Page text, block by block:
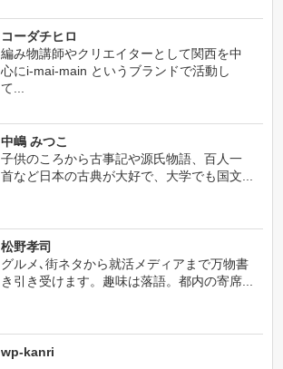
コーダチヒロ
編み物講師やクリエイターとして関西を中
心にi-mai-main というブランドで活動し
て...
中嶋 みつこ
子供のころから古事記や源氏物語、百人一
首など日本の古典が大好で、大学でも国文...
松野孝司
グルメ､街ネタから就活メディアまで万物書
き引き受けます。趣味は落語。都内の寄席...
wp-kanri